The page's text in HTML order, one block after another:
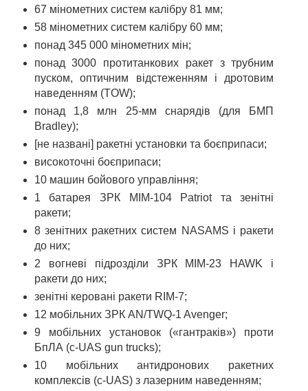
67 мінометних систем калібру 81 мм;
58 мінометних систем калібру 60 мм;
понад 345 000 мінометних мін;
понад 3000 протитанкових ракет з трубним
пуском, оптичним відстеженням і дротовим
наведенням (TOW);
понад 1,8 млн 25-мм снарядів (для БМП
Bradley);
[не названі] ракетні установки та боєприпаси;
високоточні боєприпаси;
10 машин бойового управління;
1 батарея ЗРК MIM-104 Patriot та зенітні
ракети;
8 зенітних ракетних систем NASAMS і ракети
до них;
2 вогневі підрозділи ЗРК MIM-23 HAWK і
ракети до них;
зенітні керовані ракети RIM-7;
12 мобільних ЗРК AN/TWQ-1 Avenger;
9 мобільних установок («гантраків») проти
БпЛА (c-UAS gun trucks);
10 мобільних антидронових ракетних
комплексів (c-UAS) з лазерним наведенням;